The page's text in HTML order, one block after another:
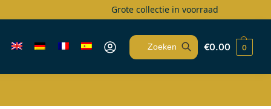
Grote collectie in voorraad
€0.00 0